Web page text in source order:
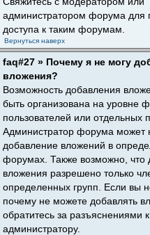
администратором форума для
доступа к таким форумам.
Вернуться наверх
faq#27 » Почему я не могу
вложения?
Возможность добавления
быть организована на уровне
пользователей или отдельных
Администратор форума может
добавление вложений в
форумах. Также возможно, что
вложения разрешено только
определенных групп. Если вы
почему не можете добавлять
обратитесь за разъяснениями к
администратору.